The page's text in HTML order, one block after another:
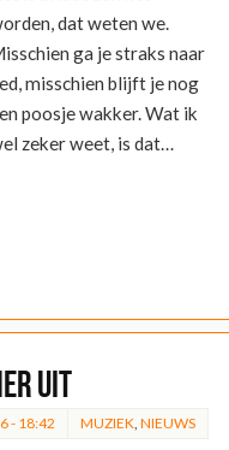
dat weten we.
ga je straks naar
misschien blijft je nog
poosje wakker. Wat ik
zeker weet, is dat…
uit
- 18:42 MUZIEK NIEUWS